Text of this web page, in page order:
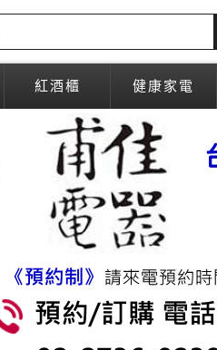
紅酒櫃 健康家電